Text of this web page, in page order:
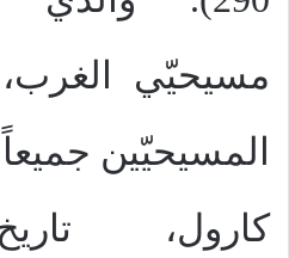
مسيحيّي
المسيحيّين
كارول،